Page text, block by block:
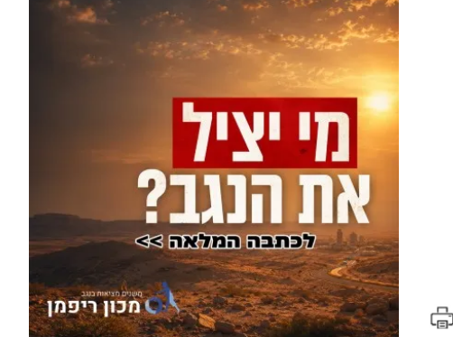
עוד בספורט >